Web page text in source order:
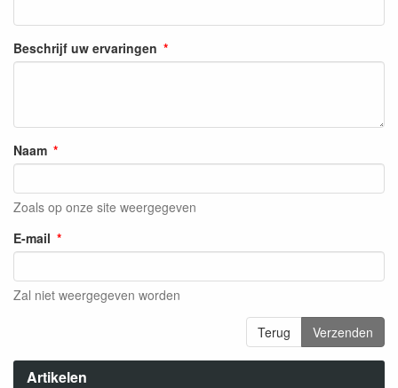
Artikelen
Beschrijf uw ervaringen
Naam
Zoals op onze site weergegeven
E-mail
Zal niet weergegeven worden
Terug Verzenden